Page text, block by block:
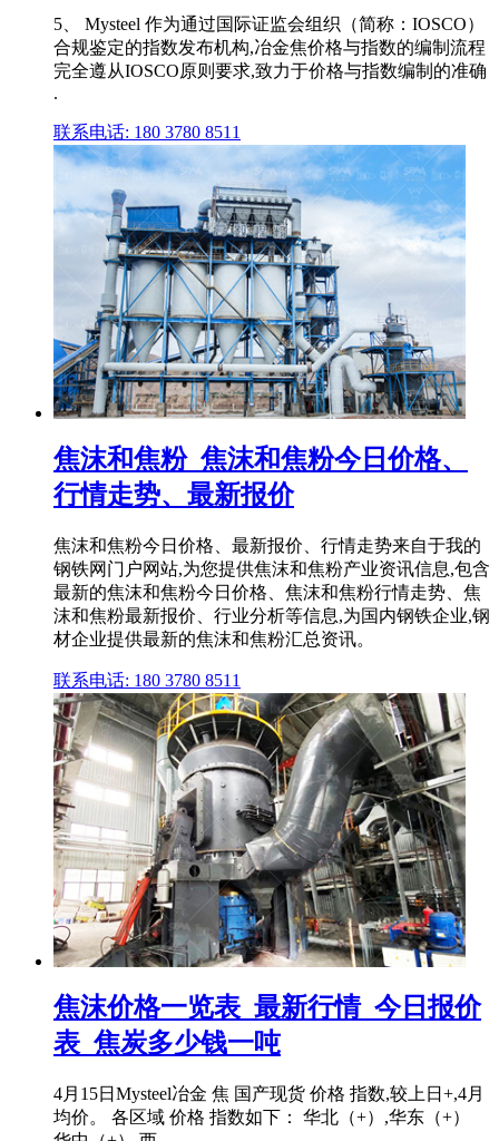
5、 Mysteel 作为通过国际证监会组织（简称：IOSCO）
合规鉴定的指数发布机构,冶金焦价格与指数的编制流程
完全遵从IOSCO原则要求,致力于价格与指数编制的准确
.
联系电话: 180 3780 8511
焦沫和焦粉_焦沫和焦粉今日价格、
行情走势、最新报价
焦沫和焦粉今日价格、最新报价、行情走势来自于我的
钢铁网门户网站,为您提供焦沫和焦粉产业资讯信息,包含
最新的焦沫和焦粉今日价格、焦沫和焦粉行情走势、焦
沫和焦粉最新报价、行业分析等信息,为国内钢铁企业,钢
材企业提供最新的焦沫和焦粉汇总资讯。
联系电话: 180 3780 8511
焦沫价格一览表_最新行情_今日报价
表_焦炭多少钱一吨
4月15日Mysteel冶金 焦 国产现货 价格 指数,较上日+,4月
均价。 各区域 价格 指数如下： 华北（+）,华东（+）